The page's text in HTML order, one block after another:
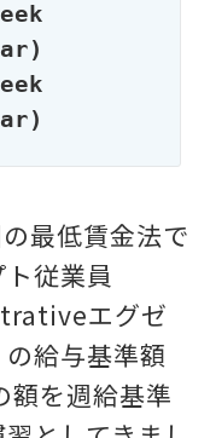
最低賃金法で
従業員
エグゼ
給与基準額
額を週給基準